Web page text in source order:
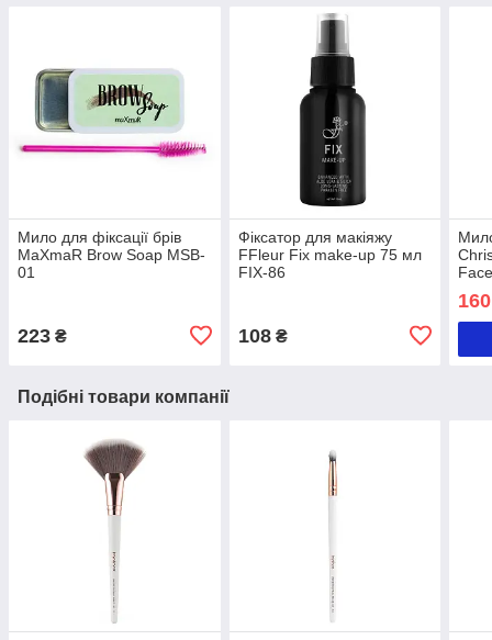
Мило для фіксації брів
MaXmaR Brow Soap MSB-
01
223 ₴
Фіксатор для макіяжу
FFleur Fix make-up 75 мл
FIX-86
108₴
160
Подібні товари компанії